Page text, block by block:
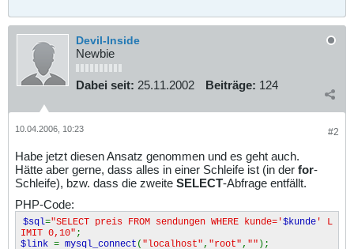
Devil-Inside
Newbie
Dabei seit: 25.11.2002 Beiträge: 124
#2
10.04.2006, 10:23
Habe jetzt diesen Ansatz genommen und es geht auch.
Hätte aber gerne, dass alles in einer Schleife ist (in der for-
Schleife), bzw. dass die zweite SELECT-Abfrage entfällt.
PHP-Code:
$sql="SELECT preis FROM sendungen WHERE kunde='$kunde ' L
IMIT 0,10" ;
$link = mysql_connect ( "localhost" , "root" , "" );